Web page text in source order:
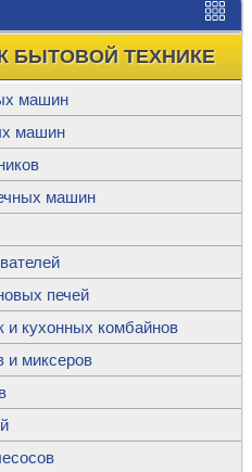
БЫТОВОЙ ТЕХНИКЕ
машин
машин
машин
печей
и кухонных комбайнов
и миксеров